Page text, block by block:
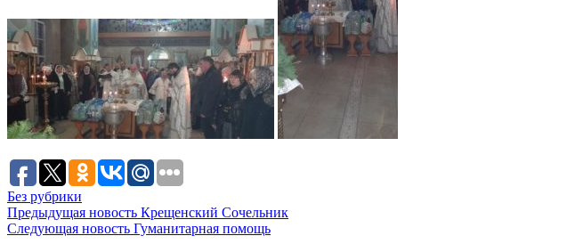
Без рубрики
Предыдущая новость Крещенский Сочельник
Следующая новость Гуманитарная помощь